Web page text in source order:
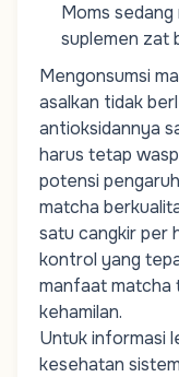
Moms sedang
suplemen zat
Mengonsumsi
asalkan tidak
antioksidannya
harus tetap
potensi
matcha
satu cangkir per
kontrol yang
manfaat matcha
kehamilan.
Untukinformasi
kesehatan sistem